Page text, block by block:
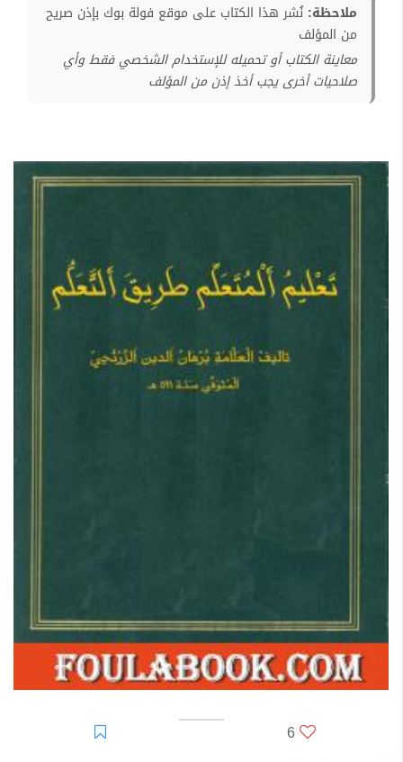
ملاحظة: نُشر هذا الكتاب على موقع فولة بوك بإذن صريح
من المؤلف
معاينة الكتاب أو تحميله للإستخدام الشخصي فقط وأي
صلاحيات أخرى يجب أخذ إذن من المؤلف
6